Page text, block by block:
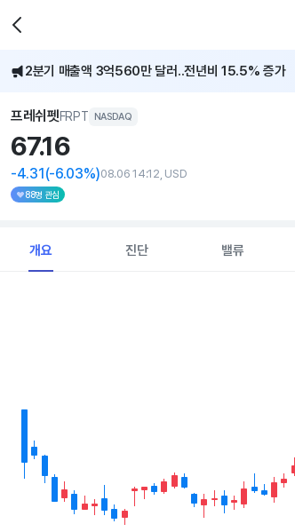
[어닝콜] 프레쉬펫, 2분기 순매출 15.5%↑·판매 가이
프레쉬펫FRPT NASDAQ
67.16
-4.31(-6.03%)08.06 14:12, USD
88명 관심
개요 진단 밸류
The chart has 1 X axis displaying Time. Data